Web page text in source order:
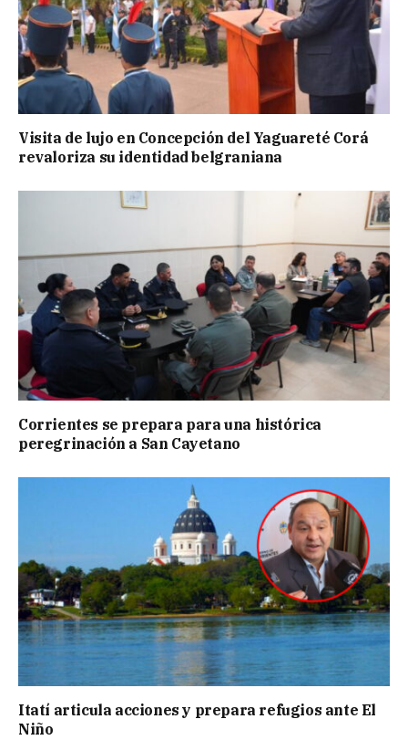
Visita de lujo en Concepción del Yaguareté Corá
revaloriza su identidad belgraniana
Corrientes se prepara para una histórica
peregrinación a San Cayetano
Itatí articula acciones y prepara refugios ante El
Niño